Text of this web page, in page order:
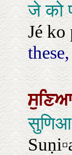
जे को
Jé ko
सुणिआ